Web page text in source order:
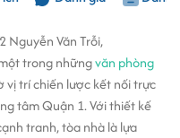
Nguyễn Văn Trỗi,
trong nhữngvăn phòng
vị trí chiến lược kết nối trực
tâm Quận 1. Với thiết kế
tranh, tòa nhà là lựa